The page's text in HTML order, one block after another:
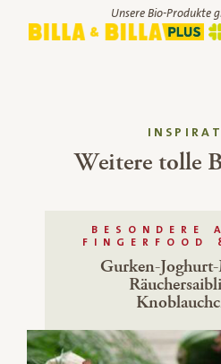
Unsere Bio-Produkte
Weitere tolle
BESONDERE
FINGERFOOD
Gurken-